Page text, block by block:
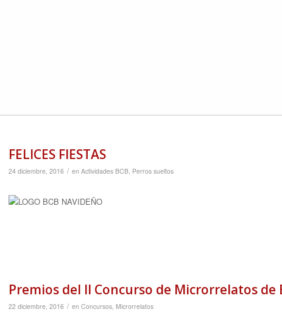
FELICES FIESTAS
24 diciembre, 2016 / en Actividades BCB, Perros sueltos
Premios del II Concurso de Microrrelatos de
22 diciembre, 2016 / en Concursos, Microrrelatos